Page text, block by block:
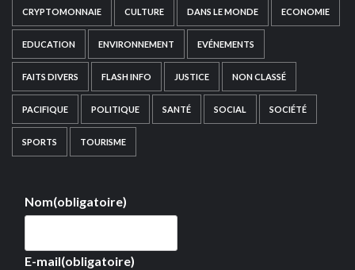
CRYPTOMONNAIE CULTURE DANS LE MONDE ECONOMIE
EDUCATION ENVIRONNEMENT EVÉNEMENTS
FAITS DIVERS FLASH INFO JUSTICE NON CLASSÉ
PACIFIQUE POLITIQUE SANTÉ SOCIAL SOCIÉTÉ
SPORTS TOURISME
Nom(obligatoire)
E-mail(obligatoire)